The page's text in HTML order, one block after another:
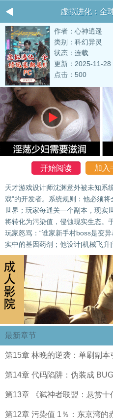
虚拟进化：全
作者：心神逍遥
类别：科幻异灵
状态：连载
更新：2025-11-28
点击：500
开始阅读 加入
天才游戏设计师沈渊意外被未知系
戏”的开发者。系统规则：他必须
世界；玩家每通关一个副本，现实
将转化为污染值，侵蚀现实生态
玩家怒骂：“谁家新手村boss是变
实中的基因药剂；他设计[机械飞升
最新章节
第15章 林晚的逆袭：单刷副本
第14章 代码陷阱：伪装成
第13章 《弑神者联盟：悬赏十
第12章 污染值 1％：东京湾的